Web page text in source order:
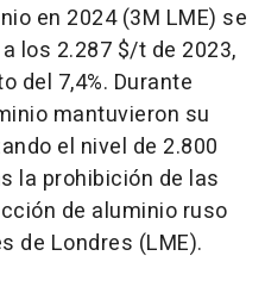
en 2024 (3M LME) se
los 2.287 $/t de 2023,
del 7,4%. Durante
mantuvieron su
el nivel de 2.800
la prohibición de las
de aluminio ruso
de Londres (LME).